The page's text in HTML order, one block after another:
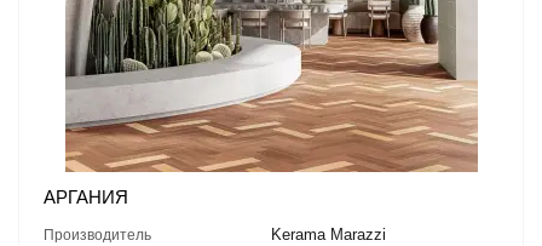
АРГАНИЯ
Производитель Kerama Marazzi